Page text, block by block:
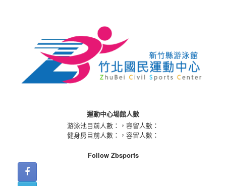
運動中心場館人數
游泳池目前人數：
，容留人數：
健身房目前人數：
，容留人數：
Follow Zbsports